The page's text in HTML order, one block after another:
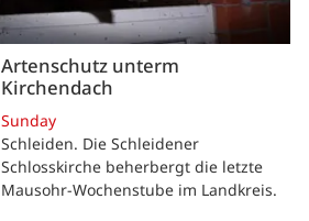
Artenschutz unterm
Kirchendach
Sunday
Schleiden. Die Schleidener
Schlosskirche beherbergt die letzte
Mausohr-Wochenstube im Landkreis.